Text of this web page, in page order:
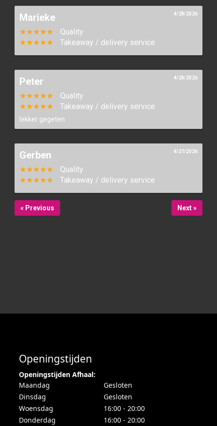
Marieke
★★★★★
Quality
★★★★★
Takeaway / delivery service
4/28/2026
Peter
★★★★★
Quality
★★★★★
Takeaway / delivery service
lekker gegeten
4/28/2026
Gerben
★★★★★
Quality
★★★★★
Takeaway / delivery service
4/27/2026
« Previous Next »
Openingstijden
Openingstijden Afhaal:
Maandag
Gesloten
Dinsdag
Gesloten
Woensdag
16:00 - 20:00
Donderdag
16:00 - 20:00